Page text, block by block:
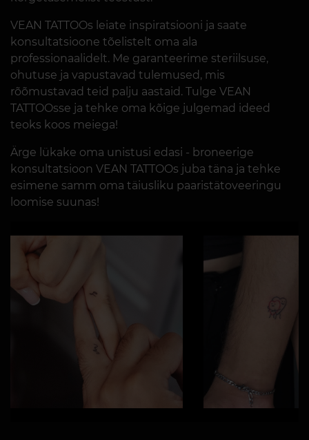
VEAN TATTOOs leiate inspiratsiooni ja saate
konsultatsioone tõelistelt oma ala
professionaalidelt. Me garanteerime steriilsuse,
ohutuse ja vapustavad tulemused, mis
rõõmustavad teid palju aastaid. Tulge VEAN
TATTOOsse ja tehke oma kõige julgemad ideed
teoks koos meiega!
Ärge lükake oma unistusi edasi - broneerige
konsultatsioon VEAN TATTOOs juba täna ja tehke
esimene samm oma täiusliku paaristätoveeringu
loomise suunas!